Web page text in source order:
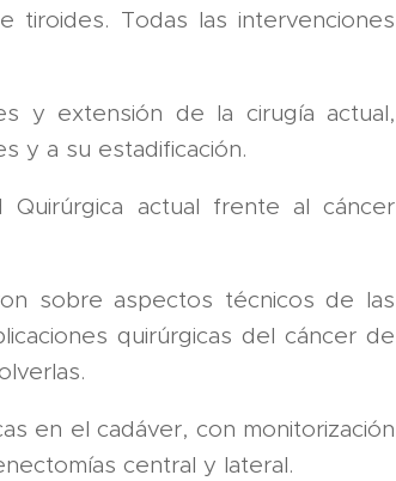
tiroides. Todas las intervenciones
y extensión de la cirugía actual,
y a su estadificación.
actual frente al cáncer
sobre aspectos técnicos de las
quirúrgicas del cáncer de
en el cadáver, con monitorización
central y lateral.